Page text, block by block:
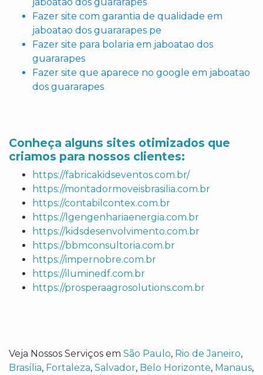
Fazer site com garantia de qualidade em
jaboatao dos guararapes pe
Fazer site para bolaria em jaboatao dos
guararapes
Fazer site que aparece no google em jaboatao
dos guararapes
Conheça alguns sites otimizados que
criamos para nossos clientes:
https://fabricakidseventos.com.br/
https://montadormoveisbrasilia.com.br
https://contabilcontex.com.br
https://lgengenhariaenergia.com.br
https://kidsdesenvolvimento.com.br
https://bbmconsultoria.com.br
https://impernobre.com.br
https://iluminedf.com.br
https://prosperaagrosolutions.com.br
Veja Nossos Serviços em São Paulo, Rio de Janeiro,
Brasília, Fortaleza, Salvador, Belo Horizonte, Manaus,